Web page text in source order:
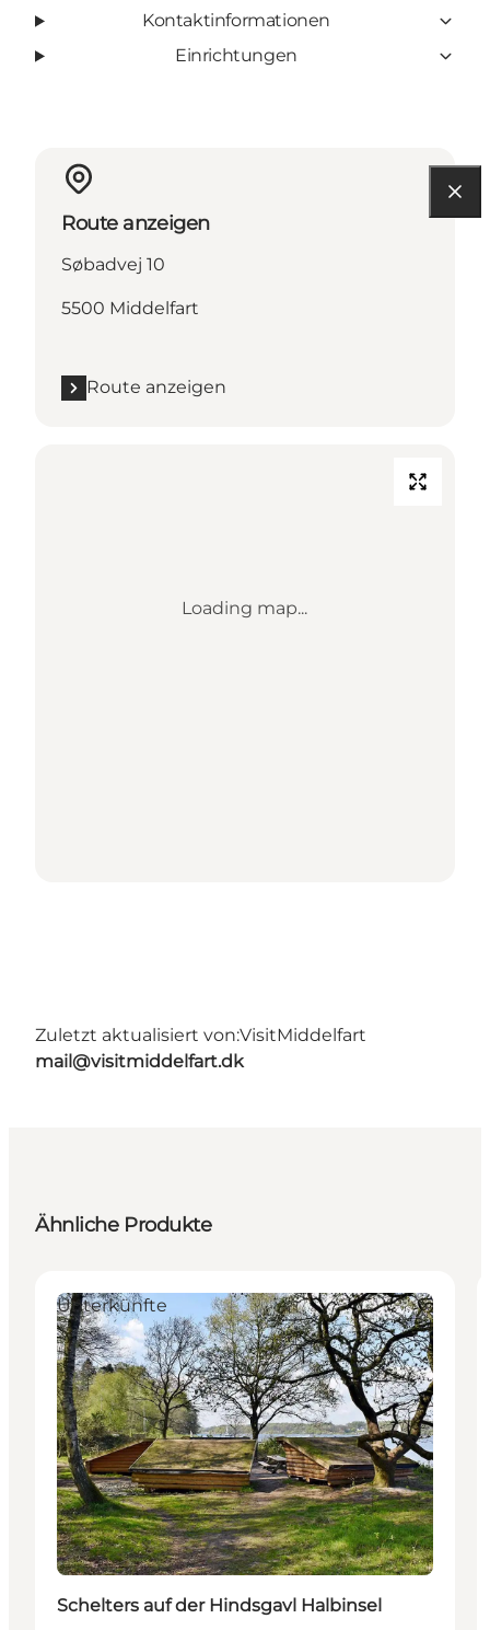
Kontaktinformationen
Einrichtungen
Route anzeigen
Søbadvej 10
5500 Middelfart
Route anzeigen
Loading map...
Zuletzt aktualisiert von:VisitMiddelfart
mail@visitmiddelfart.dk
Ähnliche Produkte
Unterkünfte
Schelters auf der Hindsgavl Halbinsel